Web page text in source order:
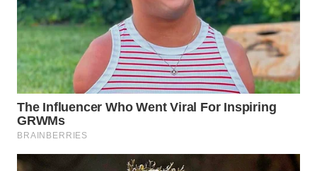
LAPAK
WAHANA
Wahana
Network
KONSUMEN
LISTRIK